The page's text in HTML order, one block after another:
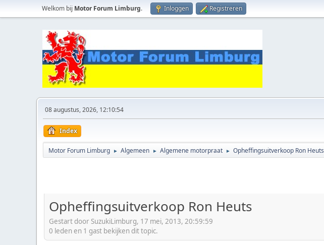
Welkom bij Motor Forum Limburg. Inloggen Registreren
08 augustus, 2026, 12:10:54
Index
Motor Forum Limburg ► Algemeen ► Algemene motorpraat ► Opheffingsuitverkoop Ron Heuts
Opheffingsuitverkoop Ron Heuts
Gestart door SuzukiLimburg, 17 mei, 2013, 20:59:59
0 leden en 1 gast bekijken dit topic.